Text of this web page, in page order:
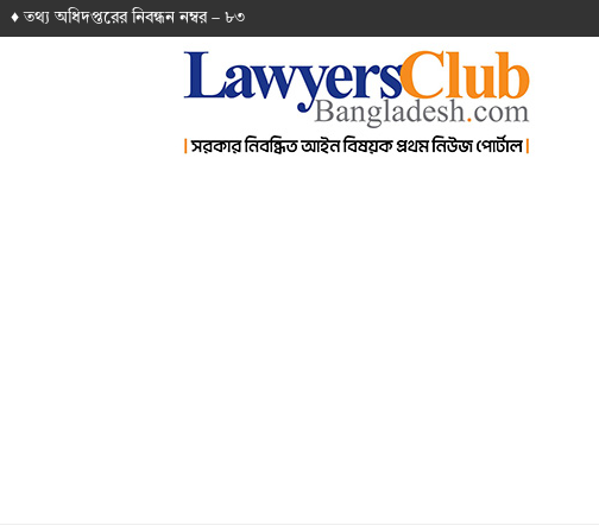
♦ তথ‌্য অ‌ধিদপ্ত‌রের নিবন্ধন নম্বর – ৮৩